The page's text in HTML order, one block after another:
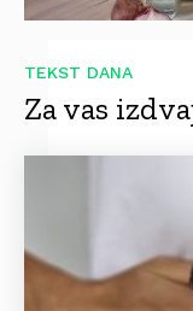
TEKST DANA
Za vas